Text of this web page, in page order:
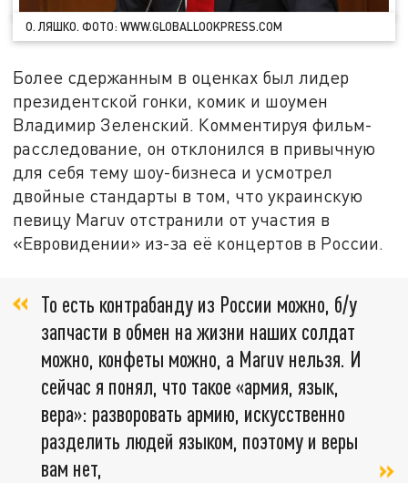
О. ЛЯШКО. ФОТО: WWW.GLOBALLOOKPRESS.COM
Более сдержанным в оценках был лидер
президентской гонки, комик и шоумен
Владимир Зеленский. Комментируя фильм-
расследование, он отклонился в привычную
для себя тему шоу-бизнеса и усмотрел
двойные стандарты в том, что украинскую
певицу Maruv отстранили от участия в
«Евровидении» из-за её концертов в России.
То есть контрабанду из России можно, б/у
запчасти в обмен на жизни наших солдат
можно, конфеты можно, а Maruv нельзя. И
сейчас я понял, что такое «армия, язык,
вера»: разворовать армию, искусственно
разделить людей языком, поэтому и веры
вам нет,